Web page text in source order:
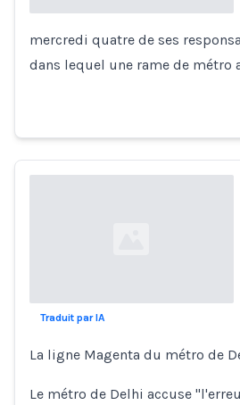
mercredi quatre de ses
dans lequel une rame de métro
Traduit par IA
La ligne Magenta du métro de
Le métro de Delhi accuse